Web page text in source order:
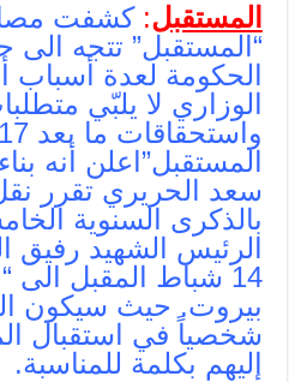
المستقبل: كشفت
“المستقبل” تتجه
الحكومة لعدة أسباب
الوزاري لا يلبّي
المستقبل”اعلن أنه
سعد الحريري تقرر
بالذكرى السنوية
الرئيس الشهيد رفيق
14 شباط المقبل
بيروت. حيث سيكون
شخصياً في استقبال
إليهم بكلمة للمناسبة.